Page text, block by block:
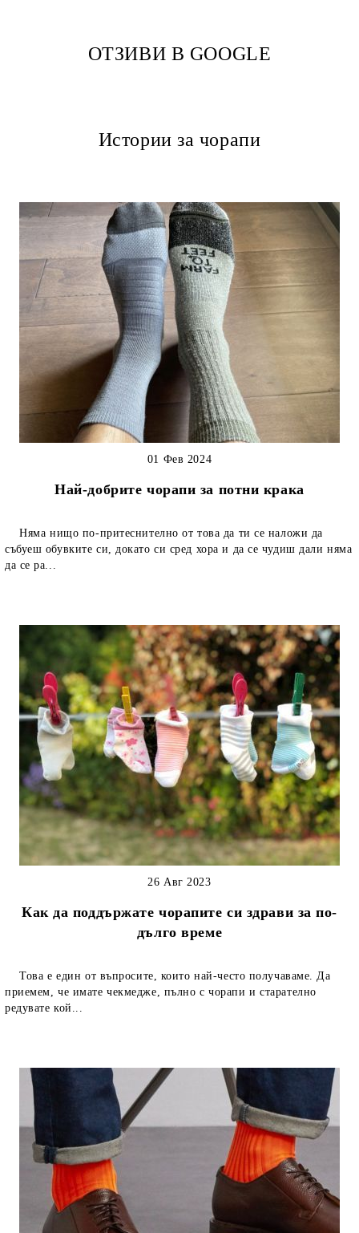
ОТЗИВИ В GOOGLE
Истории за чорапи
Най-добрите чорапи за потни крака
01 Фев 2024
Няма нищо по-притеснително от това да ти се наложи да
събуеш обувките си, докато си сред хора и да се чудиш дали няма
да се ра...
Как да поддържате чорапите си здрави за по-
дълго време
26 Авг 2023
Това е един от въпросите, които най-често получаваме. Да
приемем, че имате чекмедже, пълно с чорапи и старателно
редувате кой...